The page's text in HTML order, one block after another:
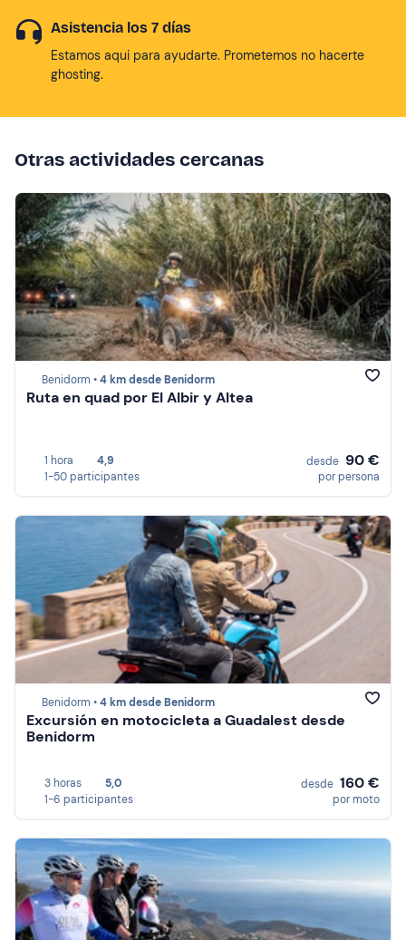
Asistencia los 7 días
Estamos aqui para ayudarte. Prometemos no hacerte
ghosting.
Otras actividades cercanas
Benidorm •4 km desde Benidorm
Ruta en quad por El Albir y Altea
1 hora
4,9
1-50 participantes
desde 90 €
por persona
Benidorm •4 km desde Benidorm
Excursión en motocicleta a Guadalest desde
Benidorm
3 horas
5,0
1-6 participantes
desde 160 €
por moto